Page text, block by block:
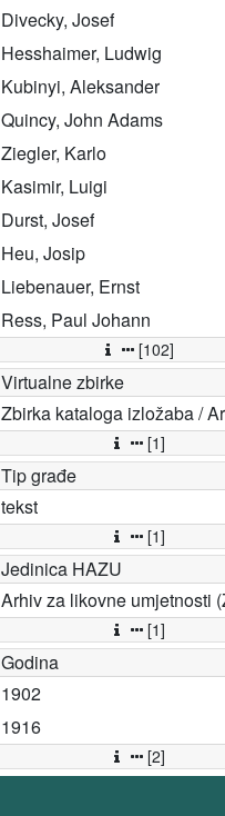
Divecky, Josef
Hesshaimer, Ludwig
Kubinyi, Aleksander
Quincy, John Adams
Ziegler, Karlo
Kasimir, Luigi
Durst, Josef
Heu, Josip
Liebenauer, Ernst
Ress, Paul Johann
[102]
Virtualne zbirke
[1]
Tip građe
tekst
[1]
Jedinica HAZU
[1]
Godina
1902
1916
[2]